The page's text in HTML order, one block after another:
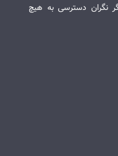
نگران دسترسی به هیچ